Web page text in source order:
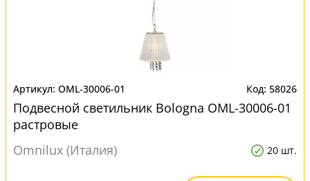
OML-30006-01 58026
Подвесной светильник Bologna OML-30006-01
растровые
Omnilux (Италия)
20 шт.